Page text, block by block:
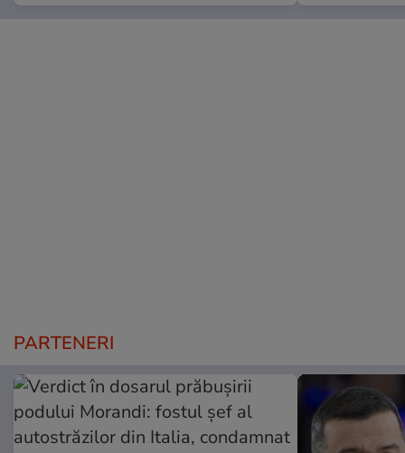
PARTENERI